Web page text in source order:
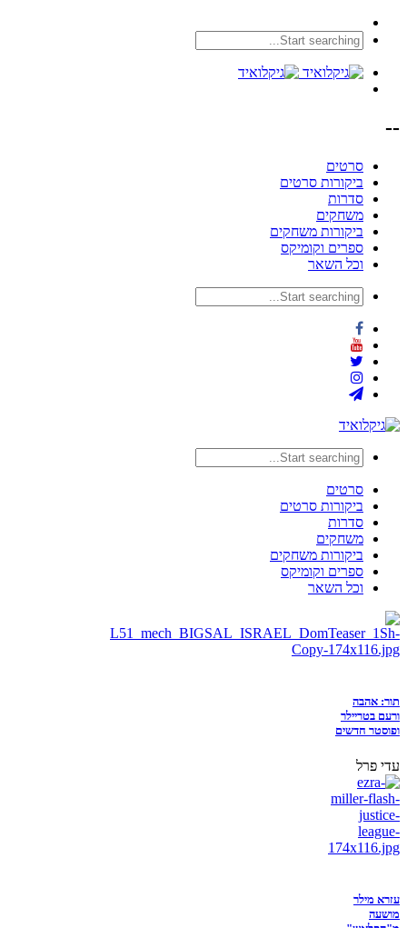
--
סרטים
ביקורות סרטים
סדרות
משחקים
ביקורות משחקים
ספרים וקומיקס
וכל השאר
סרטים
ביקורות סרטים
סדרות
משחקים
ביקורות משחקים
ספרים וקומיקס
וכל השאר
תור: אהבה
ורעם בטריילר
ופוסטר חדשים
עדי פרל
עזרא מילר
מושעה